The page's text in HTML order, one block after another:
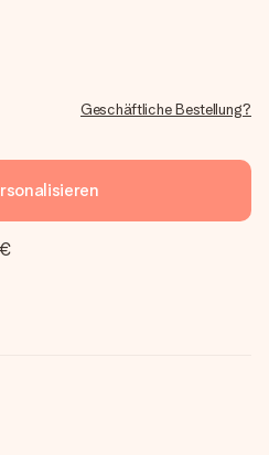
Geschäftliche Bestellung?